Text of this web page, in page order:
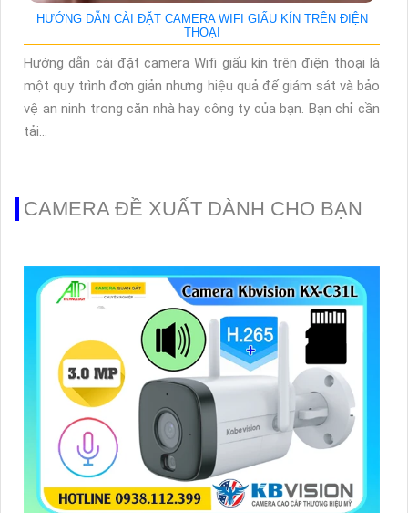
HƯỚNG DẪN CÀI ĐẶT CAMERA WIFI GIẤU KÍN TRÊN ĐIỆN
THOẠI
Hướng dẫn cài đặt camera Wifi giấu kín trên điện thoại là
một quy trình đơn giản nhưng hiệu quả để giám sát và bảo
vệ an ninh trong căn nhà hay công ty của bạn. Bạn chỉ cần
tải...
CAMERA ĐỀ XUẤT DÀNH CHO BẠN